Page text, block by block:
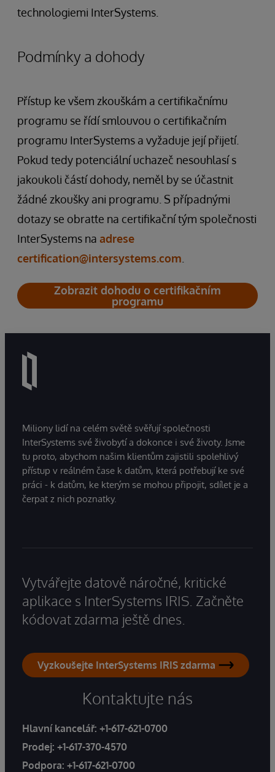
technologiemi InterSystems.
Podmínky a dohody
Přístup ke všem zkouškám a certifikačnímu
programu se řídí smlouvou o certifikačním
programu InterSystems a vyžaduje její přijetí.
Pokud tedy potenciální uchazeč nesouhlasí s
jakoukoli částí dohody, neměl by se účastnit
žádné zkoušky ani programu. S případnými
dotazy se obraťte na certifikační tým společnosti
InterSystems na adrese
certification@intersystems.com
Zobrazit dohodu o certifikačním
programu
Miliony lidí na celém světě svěřují společnosti
InterSystems své živobytí a dokonce i své životy. Jsme
tu proto, abychom našim klientům zajistili spolehlivý
přístup v reálném čase k datům, která potřebují ke své
práci - k datům, ke kterým se mohou připojit, sdílet je a
čerpat z nich poznatky.
Vytvářejte datově náročné, kritické
aplikace s InterSystems IRIS. Začněte
kódovat zdarma ještě dnes.
Vyzkoušejte InterSystems IRIS zdarma
Kontaktujte nás
Hlavní kancelář: +1-617-621-0700
Prodej: +1-617-370-4570
Podpora: +1-617-621-0700